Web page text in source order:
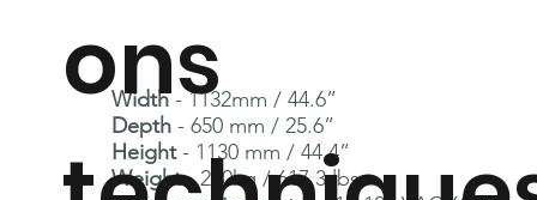
Width- 1132mm / 44.6”
Depth - 650 mm / 25.6”
Height- 1130 mm / 44.4”
Weight- 280kg / 617.3 lbs
ons